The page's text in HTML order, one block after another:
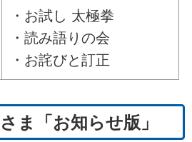
・お試し 太極拳
・読み語りの会
・お詫びと訂正
ま「お知らせ版」